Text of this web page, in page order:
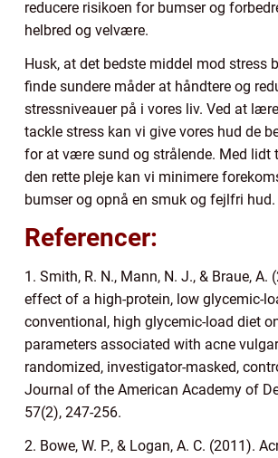
reducere risikoen for bumser og
helbred og velvære.
Husk, at det bedste middel mod stress
finde sundere måder at håndtere og
stressniveauer på i vores liv. Ved at
tackle stress kan vi give vores hud de
for at være sund og strålende. Med lidt
den rette pleje kan vi minimere
bumser og opnå en smuk og fejlfri hud.
Referencer:
1. Smith, R. N., Mann, N. J., & Braue, A.
effect of a high-protein, low glycemic-
conventional, high glycemic-load diet
parameters associated with acne
randomized, investigator-masked,
Journal of the American Academy of
57(2), 247-256.
2. Bowe, W. P., & Logan, A. C. (2011).